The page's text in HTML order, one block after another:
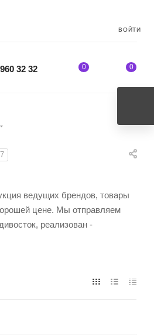
ВОЙТИ
32 32 0 0
ведущих брендов, товары
цене. Мы отправляем
реализован -